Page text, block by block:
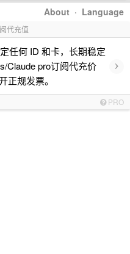
About · Language
代充值
任何 ID 和卡，长期稳定
Claude pro订阅代充价
正规发票。
›
PRO